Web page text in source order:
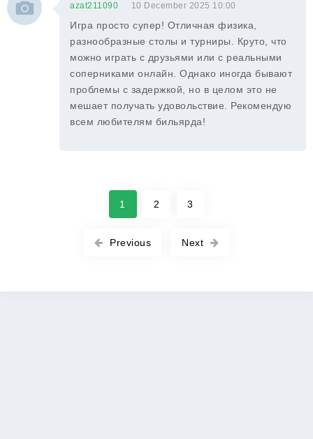
azat211090 10 December 2025 10:00
Игра просто супер! Отличная физика,
разнообразные столы и турниры. Круто, что
можно играть с друзьями или с реальными
соперниками онлайн. Однако иногда бывают
проблемы с задержкой, но в целом это не
мешает получать удовольствие. Рекомендую
всем любителям бильярда!
Previous
1 2 3
Next